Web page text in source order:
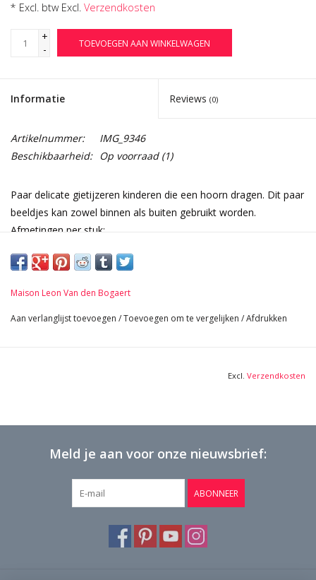
* Excl. btw Excl. Verzendkosten
+
-
TOEVOEGEN AAN WINKELWAGEN
Informatie Reviews (0)
Artikelnummer:
IMG_9346
Beschikbaarheid: Op voorraad(1)
Paar delicate gietijzeren kinderen die een hoorn dragen. Dit paar
beeldjes kan zowel binnen als buiten gebruikt worden.
Afmetingen per stuk:
20 cm Breedte 7,87 Inch
Bekijk Hier De Volledige Foto Galerij In Hoge Kwaliteit →
Maison Leon Van den Bogaert
Aan verlanglijst toevoegen /Toevoegen om te vergelijken /Afdrukken
Excl. Verzendkosten
Meld je aan voor onze nieuwsbrief:
ABONNEER